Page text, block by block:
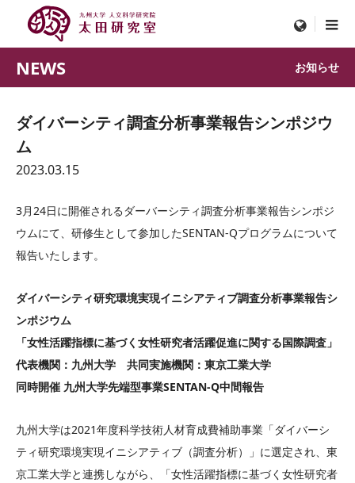
menu
NEWS お知らせ
ダイバーシティ調査分析事業報告シンポジウ
ム
2023.03.15
3月24日に開催されるダーバーシティ調査分析事業報告シンポジ
ウムにて、研修生として参加したSENTAN-Qプログラムについて
報告いたします。
ダイバーシティ研究環境実現イニシアティブ調査分析事業報告シ
ンポジウム
「女性活躍指標に基づく女性研究者活躍促進に関する国際調査」
代表機関：九州大学 共同実施機関：東京工業大学
同時開催 九州大学先端型事業SENTAN-Q中間報告
九州大学は2021年度科学技術人材育成費補助事業「ダイバーシ
ティ研究環境実現イニシアティブ（調査分析）」に選定され、東
京工業大学と連携しながら、「女性活躍指標に基づく女性研究者